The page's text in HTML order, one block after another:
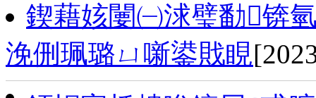
鍥藉姟闄㈠浗璧勫锛
浼侀珮璐ㄩ噺鍙戝睍